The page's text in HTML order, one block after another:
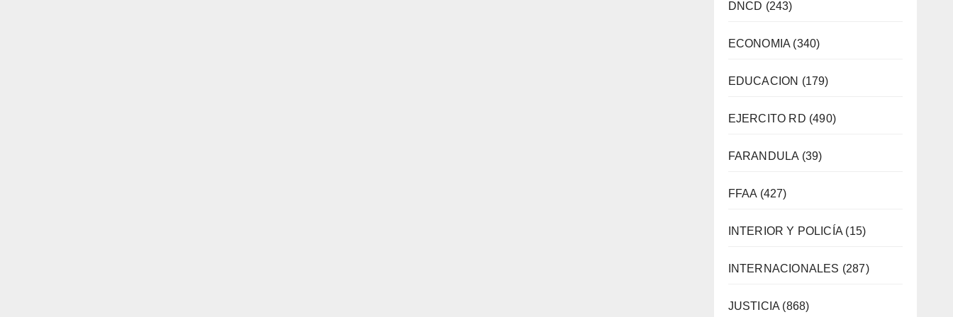
DNCD (243)
ECONOMIA (340)
EDUCACION (179)
EJERCITO RD (490)
FARANDULA (39)
FFAA (427)
INTERIOR Y POLICÍA (15)
INTERNACIONALES (287)
JUSTICIA (868)